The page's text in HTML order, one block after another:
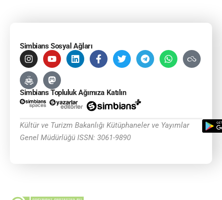
Simbians Sosyal Ağları
Simbians Topluluk Ağımıza Katılın
Kültür ve Turizm Bakanlığı Kütüphaneler ve Yayımlar
Genel Müdürlüğü ISSN: 3061-9890